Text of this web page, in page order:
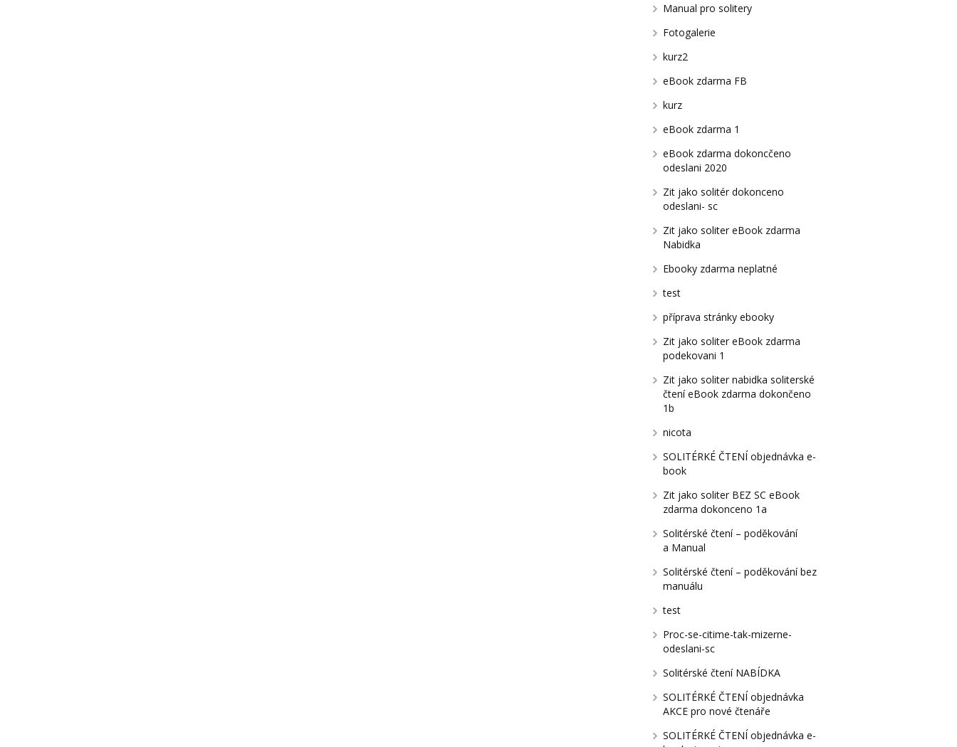
Manual pro solitery
Fotogalerie
kurz2
eBook zdarma FB
kurz
eBook zdarma 1
eBook zdarma dokoncčeno
odeslani 2020
Zit jako solitér dokonceno
odeslani- sc
Zit jako soliter eBook zdarma
Nabidka
Ebooky zdarma neplatné
test
příprava stránky ebooky
Zit jako soliter eBook zdarma
podekovani 1
Zit jako soliter nabidka soliterské
čtení eBook zdarma dokončeno
1b
nicota
SOLITÉRKÉ ČTENÍ objednávka e-
book
Zit jako soliter BEZ SC eBook
zdarma dokonceno 1a
Solitérské čtení – poděkování
a Manual
Solitérské čtení – poděkování bez
manuálu
test
Proc-se-citime-tak-mizerne-
odeslani-sc
Solitérské čtení NABÍDKA
SOLITÉRKÉ ČTENÍ objednávka
AKCE pro nové čtenáře
SOLITÉRKÉ ČTENÍ objednávka e-